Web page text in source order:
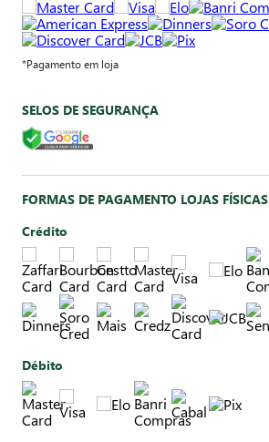
*Pagamento em loja
SELOS DE SEGURANÇA
FORMAS DE PAGAMENTO LOJAS FÍSICAS
Crédito
Débito